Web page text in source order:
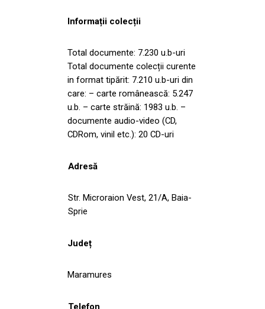
Informații colecții
Total documente: 7.230 u.b-uri
Total documente colecții curente
in format tipărit: 7.210 u.b-uri din
care: – carte românească: 5.247
u.b. – carte străină: 1983 u.b. –
documente audio-video (CD,
CDRom, vinil etc.): 20 CD-uri
Adresă
Str. Microraion Vest, 21/A, Baia-
Sprie
Județ
Maramures
Telefon